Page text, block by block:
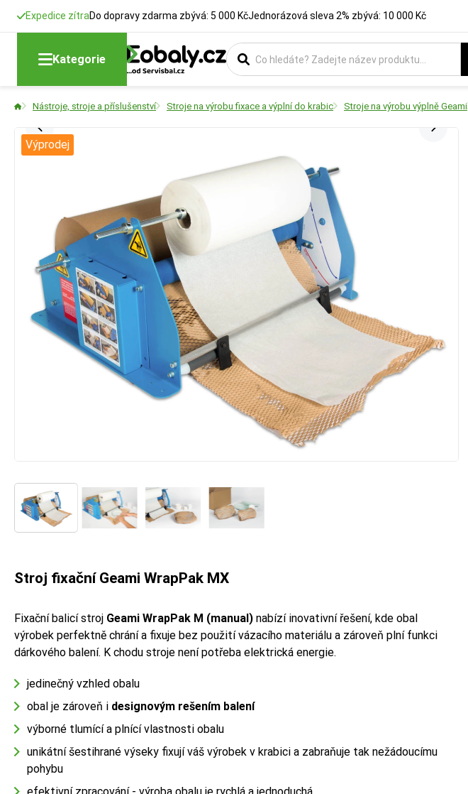
Expedice zítraDo dopravy zdarma zbývá: 5 000 KčJednorázová sleva 2% zbývá: 10 000 Kč
Kategorie
Nástroje, stroje a příslušenství Stroje na výrobu fixace a výplní do krabic Stroje na výrobu výplně Geami
Výprodej
Stroj fixační Geami WrapPak MX
Fixační balicí stroj Geami WrapPak M (manual) nabízí inovativní řešení, kde obal
výrobek perfektně chrání a fixuje bez použití vázacího materiálu a zároveň plní funkci
dárkového balení. K chodu stroje není potřeba elektrická energie.
jedinečný vzhled obalu
obal je zároveň i designovým rešením balení
výborné tlumící a plnící vlastnosti obalu
unikátní šestihrané výseky fixují váš výrobek v krabici a zabraňuje tak nežádoucímu
pohybu